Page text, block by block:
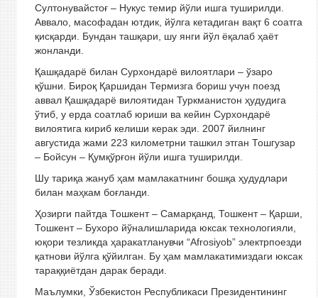
Султонувайстоғ – Нукус темир йўли ишга туширилди.
Аввало, масофадан ютдик, йўлга кетадиган вақт 6 соатга
қисқарди. Бундан ташқари, шу янги йўл ёқалаб ҳаёт
жонланди.
Қашқадарё билан Сурхондарё вилоятлари – ўзаро
қўшни. Бироқ Қаршидан Термизга бориш учун поезд
аввал Қашқадарё вилоятидан Туркманистон ҳудудига
ўтиб, у ерда соатлаб юриши ва кейин Сурхондарё
вилоятига кириб келиши керак эди. 2007 йилнинг
августида жами 223 километрни ташкил этган Тошгузар
– Бойсун – Қумқўрғон йўли ишга туширилди.
Шу тариқа жануб ҳам мамлакатнинг бошқа ҳудудлари
билан маҳкам боғланди.
Ҳозирги пайтда Тошкент – Самарқанд, Тошкент – Қарши,
Тошкент – Бухоро йўналишларида юксак технологияли,
юқори тезликда ҳаракатланувчи “Afrosiyob” электр­поезди
қатнови йўлга қўйилган. Бу ҳам мамлакатимиздаги юксак
тараққиётдан дарак беради.
Маълумки, Ўзбекистон Республикаси Президентининг